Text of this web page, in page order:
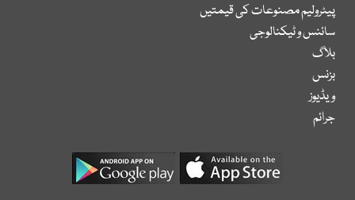
پیٹرولیم مصنوعات کی قیمتیں
سائنس و ٹیکنالوجی
بلاگ
بزنس
ویڈیوز
جرائم